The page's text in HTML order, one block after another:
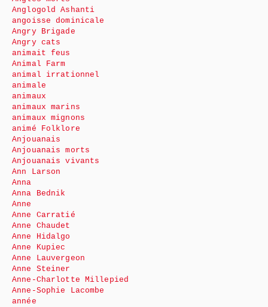
Anglogold Ashanti
angoisse dominicale
Angry Brigade
Angry cats
animait feus
Animal Farm
animal irrationnel
animale
animaux
animaux marins
animaux mignons
animé Folklore
Anjouanais
Anjouanais morts
Anjouanais vivants
Ann Larson
Anna
Anna Bednik
Anne
Anne Carratié
Anne Chaudet
Anne Hidalgo
Anne Kupiec
Anne Lauvergeon
Anne Steiner
Anne-Charlotte Millepied
Anne-Sophie Lacombe
année